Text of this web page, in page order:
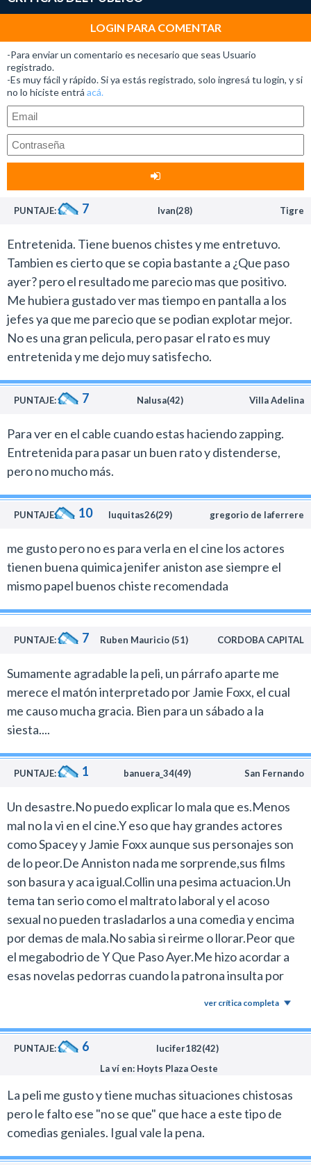
Una muy buena película donde unos empleados de una
compañía se rebelaban contra sus maléficos jefes.
La diferencia principal que presenta Quiero matar a mi
jefe con aquel film es que este estreno directamente
parece dirigido por Beavis and Butthead.
Parecería que a raíz del éxito de ¿Qué pasó ayer? en
adelante todas las comedias van a ser desarrolladas por
el mismo camino, como si el humor ahora pasara por
mostrar a un tipo que se pasa un cepillo de dientes por
El tema es que cuando la comedia se centra
deja de ser graciosa porque se vuelve repetitiva.
La verdad es que por el reparto que tenía Quiero matar
a mi jefe se podía esperar una película mucho mejor.
La primera parte de la historia (antes que caiga de
manera burda en la copia pobre ¿Qué paso ayer?) es la
más lograda de esta producción, donde se destacan un
poco los personajes de Kevin Spacey y Colin Farrel,
pero después el film comienza a decaer cuando te das
cuenta que el director Seth Gordon quería hacer otra
Una pena que no lo aprovecharan más a Farell en la
historia, quien es por lejos el actor más gracioso de esta
película.
Quiero matar a mi jefe tiene momentos divertidos, pero
por los actores que trabajaban yo por lo menos
LOGIN PARA COMENTAR
-Para enviar un comentario es necesario que seas Usuario
registrado.
-Es muy fácil y rápido. Si ya estás registrado, solo ingresá tu login, y si
no lo hiciste entrá acá.
PUNTAJE: 7 Ivan(28) Tigre
Entretenida. Tiene buenos chistes y me entretuvo.
Tambien es cierto que se copia bastante a ¿Que paso
ayer? pero el resultado me parecio mas que positivo.
Me hubiera gustado ver mas tiempo en pantalla a los
jefes ya que me parecio que se podian explotar mejor.
No es una gran pelicula, pero pasar el rato es muy
entretenida y me dejo muy satisfecho.
PUNTAJE: 7 Nalusa(42) Villa Adelina
Para ver en el cable cuando estas haciendo zapping.
Entretenida para pasar un buen rato y distenderse,
pero no mucho más.
PUNTAJE: 10 luquitas26(29) gregorio de laferrere
me gusto pero no es para verla en el cine los actores
tienen buena quimica jenifer aniston ase siempre el
mismo papel buenos chiste recomendada
PUNTAJE: 7 Ruben Mauricio (51) CORDOBA CAPITAL
Sumamente agradable la peli, un párrafo aparte me
merece el matón interpretado por Jamie Foxx, el cual
me causo mucha gracia. Bien para un sábado a la
siesta....
PUNTAJE: 1 banuera_34(49) San Fernando
Un desastre.No puedo explicar lo mala que es.Menos
mal no la vi en el cine.Y eso que hay grandes actores
como Spacey y Jamie Foxx aunque sus personajes son
de lo peor.De Anniston nada me sorprende,sus films
son basura y aca igual.Collin una pesima actuacion.Un
tema tan serio como el maltrato laboral y el acoso
sexual no pueden trasladarlos a una comedia y encima
por demas de mala.No sabia si reirme o llorar.Peor que
el megabodrio de Y Que Paso Ayer.Me hizo acordar a
esas novelas pedorras cuando la patrona insulta por
es que habran cobrado fortuna por esta
bazofia.Malisima.Un 1...
ver crítica completa
PUNTAJE: 6
lucifer182(42)
La ví en: Hoyts Plaza Oeste
La peli me gusto y tiene muchas situaciones chistosas
pero le falto ese "no se que" que hace a este tipo de
comedias geniales. Igual vale la pena.